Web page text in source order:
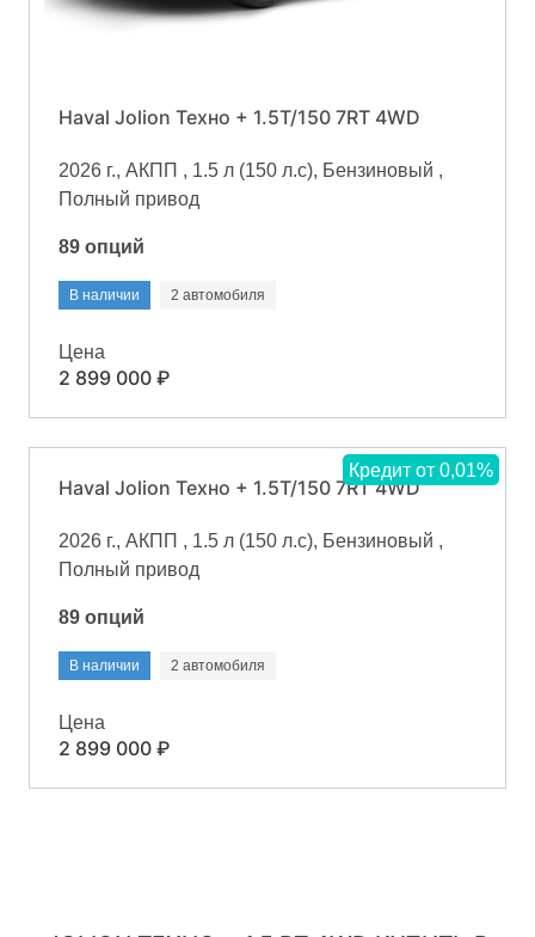
Haval Jolion Техно + 1.5T/150 7RT 4WD
2026 г., АКПП , 1.5 л (150 л.с), Бензиновый ,
Полный привод
89 опций
В наличии 2 автомобиля
Цена
2 899 000 ₽
Кредит от 0,01%
Haval Jolion Техно + 1.5T/150 7RT 4WD
2026 г., АКПП , 1.5 л (150 л.с), Бензиновый ,
Полный привод
89 опций
В наличии 2 автомобиля
Цена
2 899 000 ₽